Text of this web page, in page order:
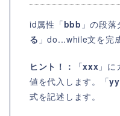
id属性「bbb 」の段
る 」do...while文を完
ヒント！： 「xxx 」
値を代入します。「
式を記述します。